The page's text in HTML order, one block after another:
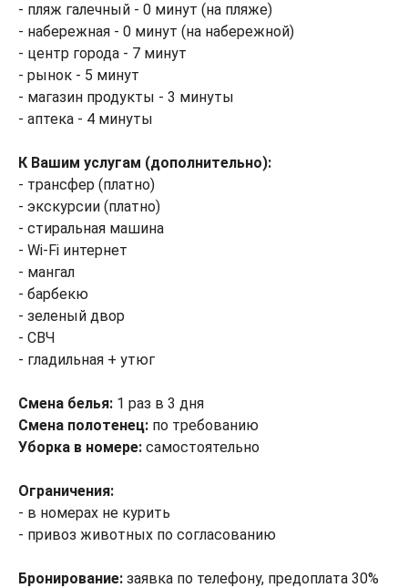
- пляж галечный - 0 минут (на пляже)
- набережная - 0 минут (на набережной)
- центр города - 7 минут
- рынок - 5 минут
- магазин продукты - 3 минуты
- аптека - 4 минуты
К Вашим услугам (дополнительно):
- трансфер (платно)
- экскурсии (платно)
- стиральная машина
- Wi-Fi интернет
- мангал
- барбекю
- зеленый двор
- СВЧ
- гладильная + утюг
Смена белья: 1 раз в 3 дня
Смена полотенец: по требованию
Уборка в номере: самостоятельно
Ограничения:
- в номерах не курить
- привоз животных по согласованию
Бронирование: заявка по телефону, предоплата 30%